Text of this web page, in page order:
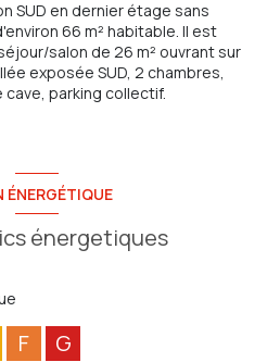
SUD en dernier étage sans
66 m² habitable. Il est
salon de 26 m² ouvrant sur
exposée SUD, 2 chambres,
parking collectif.
ÉNERGÉTIQUE
énergetiques
F G